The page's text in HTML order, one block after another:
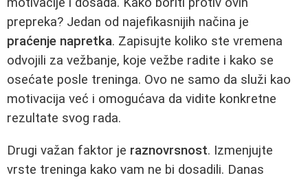
prepreka? Jedan od najefikasnijih načina je
praćenje napretka. Zapisujte koliko ste vremena
odvojili za vežbanje, koje vežbe radite i kako se
osećate posle treninga. Ovo ne samo da služi kao
motivacija već i omogućava da vidite konkretne
rezultate svog rada.
Drugi važan faktor je raznovrsnost. Izmenjujte
vrste treninga kako vam ne bi dosadili. Danas